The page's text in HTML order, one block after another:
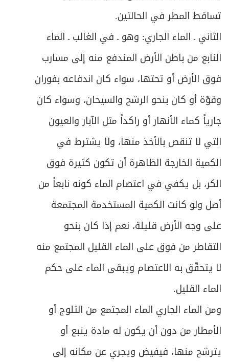
تساقط المطر في الحالتين.
الثاني ـ الماء الجاري: وهو ـ في الغالب ـ الماء
النابع من باطن الأرض المندفع منه إلى مسارب
فوق الأرض أو تحتها، سواء كان اندفاعه بفوران
وقوّة أو كان بنحو الرشح والسيحان، وسواء كان
جارياً كماء الأنهار أو راكداً مثل الآبار والعيون
التي لا تنقص بالأخذ منها، ولا يشترط في
الكمية الخارجة الظاهرة أن تكون كثيرة فوق
الكر، بل يكفي في اعتصام الماء كونه نابعاً من
أصل ولو كانت الكمية المستخدمة المجتمعة
على وجه الأرض قليلة، نعم إذا كان بنحو
التقاطر من فوق على الماء القليل المجتمع منه
لا يتحقّق به الاعتصام ويبقى الماء على حكم
الماء القليل.
ومن الماء الجاري الماء المجتمع من الثلوج أو
الأمطار من دون أن يكون له مادة ينبع أو
يترشح منها، فيفيض ويجري عن مكانه إلى
349 الفصل الرابع: صلاة المسافر
351 القصر والتمام
ص
352 الوَطن وأقسامه
355
360 المبحث الثاني ـ في ما ينقطع به السفر
ص 367 المبحث الثالث ـ من يستثنى من حكم القصر
376 المبحث الرابع ـ مبدأ الشروع في القصر
ص 378
المبحث الخامس ـ أحكام الخلل في صلاة
المسافر
ص
381 الفصل الخامس: في صلاة الجماعة
384
المبحث الأول ـ في الصلوات التي يسوغ فيها
الاقتداء
ص
386 المبحث الثاني ـ في كيفية الاقتداء
388 المبحث الثالث ـ في شروط الاقتداء